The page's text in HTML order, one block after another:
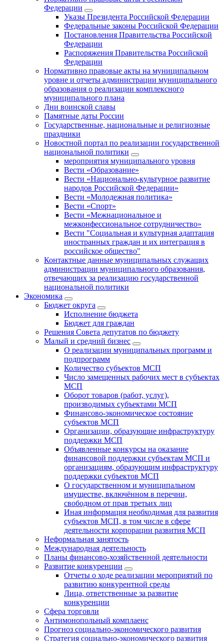
Федерации
Указы Президента Российской Федерации
Федеральные законы Российской Федерации
Постановления Правительства Российской
Федерации
Распоряжения Правительства Российской
Федерации
Нормативно правовые акты на муниципальном
уровне и отчеты администрации муниципального
образования о реализации комплексного
муниципального плана
Дни воинской славы
Памятные даты России
Государственные, национальные и религиозные
праздники
Новостной портал по реализации государственной
национальной политики
мероприятия муниципального уровня
Вести «Образование»
Вести «Национально-культурное развитие
народов Российской Федерации»
Вести «Молодежная политика»
Вести «Спорт»
Вести «Межнациональное и
межконфессиональное сотрудничество»
Вести "Социальная и культурная адаптация
иностранных граждан и их интеграция в
российское общество"
Контактные данные муниципальных служащих
администрации муниципального образования,
отвечающих за реализацию государственной
национальной политики
Экономика
Бюджет округa
Исполнение бюджета
Бюджет для граждан
Решения Совета депутатов по бюджету
Малый и средний бизнес
О реализации муниципальных программ и
подпрограмм
Количество субъектов МСП
Число замещенных рабочих мест в субъектах
МСП
Оборот товаров (работ, услуг),
производимых субъектами МСП
Финансово-экономическое состояние
субъектов МСП
Организации, образующие инфраструктуру
поддержки МСП
Объявленные конкурсы на оказание
финансовой поддержки субъектам МСП и
организациям, образующим инфраструктуру
поддержки субъектов МСП
О государственном и муниципальном
имуществе, включённом в перечни,
свободном от прав третьих лиц
Иная информация необходимая для развития
субъектов МСП, в том числе в сфере
деятельности корпорации развития МСП
Неформальная занятость
Международная деятельность
Планы финансово-хозяйственной деятельности
Развитие конкуренции
Отчеты о ходе реализации мероприятий по
развитию конкурентной среды
Лица, ответственные за развитие
конкуренции
Сфера торговли
Антимонопольный комплаенс
Прогноз социально-экономического развития
Стратегия социально-экономического развития